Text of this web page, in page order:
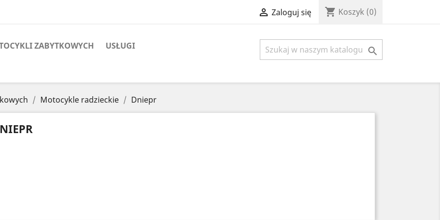
 Zaloguj się shopping_cart Koszyk (0)
ZABYTKOWYCH USŁUGI 
Motocykle radzieckie Dniepr